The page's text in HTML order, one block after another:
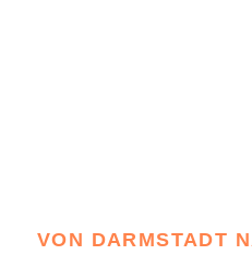
VON DARMSTADT